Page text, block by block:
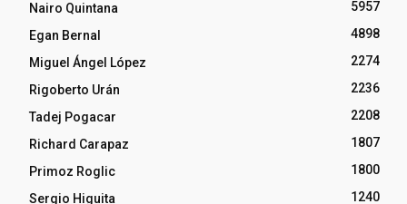
Nairo Quintana
5957
Egan Bernal
4898
Miguel Ángel López
2274
Rigoberto Urán
2236
Tadej Pogacar
2208
Richard Carapaz
1807
Primoz Roglic
1800
Sergio Higuita
1240